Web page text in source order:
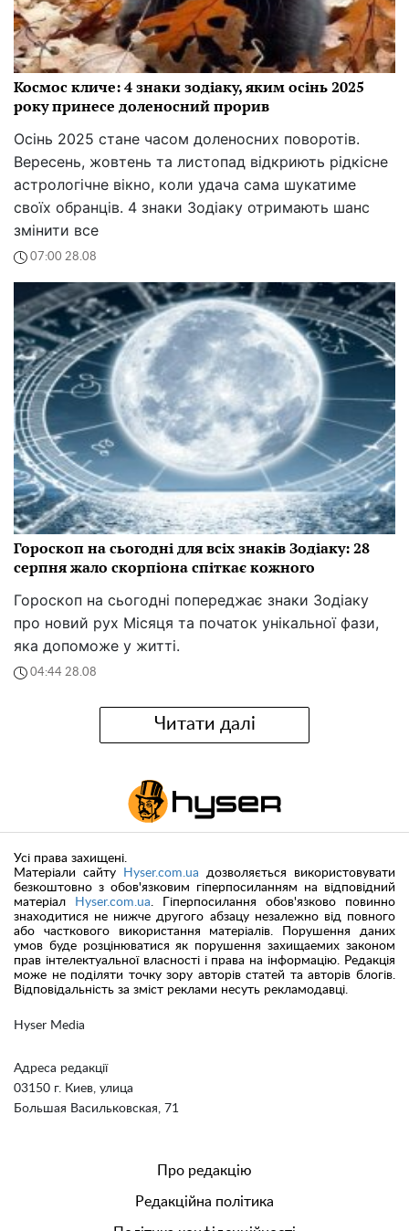
Космос кличе: 4 знаки зодіаку, яким осінь 2025
року принесе доленосний прорив
Осінь 2025 стане часом доленосних поворотів.
Вересень, жовтень та листопад відкриють рідкісне
астрологічне вікно, коли удача сама шукатиме
своїх обранців. 4 знаки Зодіаку отримають шанс
змінити все
07:00 28.08
Гороскоп на сьогодні для всіх знаків Зодіаку: 28
серпня жало скорпіона спіткає кожного
Гороскоп на сьогодні попереджає знаки Зодіаку
про новий рух Місяця та початок унікальної фази,
яка допоможе у житті.
04:44 28.08
Читати далі
Hyser Media
Адреса редакції
03150 г. Киев, улица
Большая Васильковская, 71
Усі права захищені.
Матеріали сайту
Hyser.com.ua дозволяється використовувати
безкоштовно з обов'язковим гіперпосиланням на відповідний
матеріал
Hyser.com.ua . Гіперпосилання обов'язково повинно
знаходитися не нижче другого абзацу незалежно від повного
або часткового використання матеріалів. Порушення даних
умов буде розцінюватися як порушення захищаемих законом
прав інтелектуальної власності і права на інформацію. Редакція
може не поділяти точку зору авторів статей та авторів блогів.
Відповідальність за зміст реклами несуть рекламодавці.
Про редакцію
Редакційна політика